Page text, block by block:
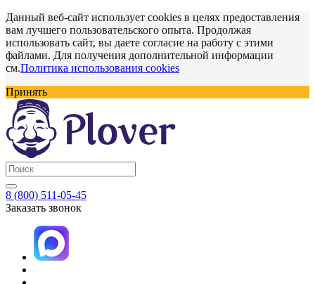
Данный веб-сайт использует cookies в целях предоставления
вам лучшего пользовательского опыта. Продолжая
использовать сайт, вы даете согласие на работу с этими
файлами. Для получения дополнительной информации
см.Политика использования cookies
Принять
8 (800) 511-05-45
Заказать звонок